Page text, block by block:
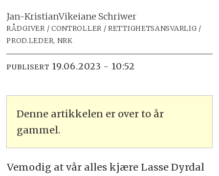
Jan-KristianVikeiane Schriwer
RÅDGIVER / CONTROLLER / RETTIGHETSANSVARLIG /
PROD.LEDER, NRK
PUBLISERT 19.06.2023 - 10:52
Denne artikkelen er over to år
gammel.
Vemodig at vår alles kjære Lasse Dyrdal